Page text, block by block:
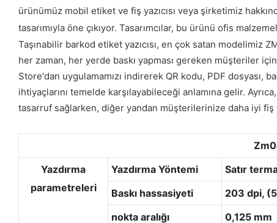
ürünümüz mobil etiket ve fiş yazıcısı veya şirketimiz
tasarımıyla öne çıkıyor. Tasarımcılar, bu ürünü ofis
Taşınabilir barkod etiket yazıcısı, en çok satan modelimiz
her zaman, her yerde baskı yapması gereken müşteriler
Store'dan uygulamamızı indirerek QR kodu, PDF dosyası,
ihtiyaçlarını temelde karşılayabileceği anlamına gelir.
tasarruf sağlarken, diğer yandan müşterilerinize daha iyi fiş
Yazdırma
parametreleri
Yazdırma Yöntemi
Satır
Baskı hassasiyeti
203 dpi,
nokta aralığı
0,125 mm